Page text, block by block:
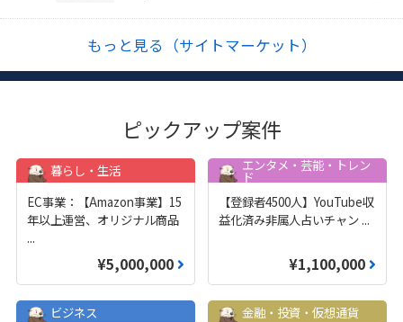
もっと見る（サイトマーケット）
ピックアップ案件
暮らし・生活
EC事業：【Amazon事業】15
年以上運営、オリジナル商品
...
¥5,000,000
エンタメ・芸能・トレン
ド
【登録者4500人】YouTube収
益化済み非属人占いチャン ...
¥1,100,000
ビジネス
金融・投資・仮想通貨